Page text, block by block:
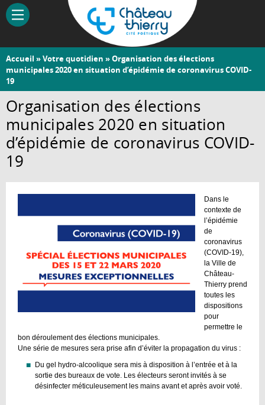
Aller
contenu
Château-
Thierry
Vous
êtes
ici
Accueil »Votre quotidien » Organisation des élections
municipales 2020 en situation d’épidémie de coronavirus COVID-
19
Organisation des élections
municipales 2020 en situation
d’épidémie de coronavirus COVID-
19
Dans le
contexte de
l’épidémie
de
coronavirus
(COVID-19),
la Ville de
Château-
Thierry prend
toutes les
dispositions
pour
permettre le
bon déroulement des élections municipales.
Une série de mesures sera prise afin d’éviter la propagation du virus :
Du gel hydro-alcoolique sera mis à disposition à l’entrée et à la
sortie des bureaux de vote. Les électeurs seront invités à se
désinfecter méticuleusement les mains avant et après avoir voté.